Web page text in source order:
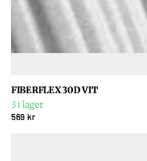
FIBERFLEX 30D VIT
3 i lager
569 kr